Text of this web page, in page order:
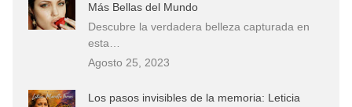
Más Bellas del Mundo
Descubre la verdadera belleza capturada en
esta…
Agosto 25, 2023
Los pasos invisibles de la memoria: Leticia